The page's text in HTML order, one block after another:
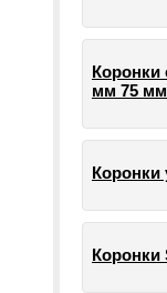
Коронки
мм 75
Коронки
Коронки